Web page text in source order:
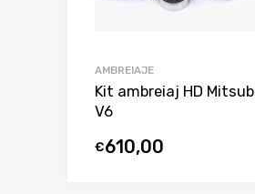
AMBREIAJE
Kit ambreiaj HD
V6
€610,00